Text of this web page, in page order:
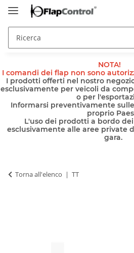
NOTA!
I comandi dei flap non sono
I prodotti offerti nel nostro
esclusivamente per veicoli da
o per
Informarsi preventivamente
proprio
L'uso dei prodotti a bordo
esclusivamente alle aree private
gara.
Torna all'elenco TT